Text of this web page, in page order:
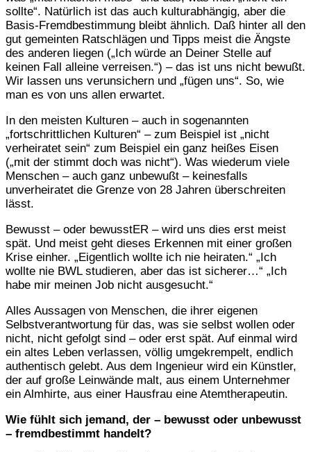
sollte“. Natürlich ist das auch kulturabhängig, aber die
Basis-Fremdbestimmung bleibt ähnlich. Daß hinter all den
gut gemeinten Ratschlägen und Tipps meist die Ängste
des anderen liegen („Ich würde an Deiner Stelle auf
keinen Fall alleine verreisen.“) – das ist uns nicht bewußt.
Wir lassen uns verunsichern und „fügen uns“. So, wie
man es von uns allen erwartet.
In den meisten Kulturen – auch in sogenannten
„fortschrittlichen Kulturen“ – zum Beispiel ist „nicht
verheiratet sein“ zum Beispiel ein ganz heißes Eisen
(„mit der stimmt doch was nicht“). Was wiederum viele
Menschen – auch ganz unbewußt – keinesfalls
unverheiratet die Grenze von 28 Jahren überschreiten
lässt.
Bewusst – oder bewusstER – wird uns dies erst meist
spät. Und meist geht dieses Erkennen mit einer großen
Krise einher. „Eigentlich wollte ich nie heiraten.“ „Ich
wollte nie BWL studieren, aber das ist sicherer…“ „Ich
habe mir meinen Job nicht ausgesucht.“
Alles Aussagen von Menschen, die ihrer eigenen
Selbstverantwortung für das, was sie selbst wollen oder
nicht, nicht gefolgt sind – oder erst spät. Auf einmal wird
ein altes Leben verlassen, völlig umgekrempelt, endlich
authentisch gelebt. Aus dem Ingenieur wird ein Künstler,
der auf große Leinwände malt, aus einem Unternehmer
ein Almhirte, aus einer Hausfrau eine Atemtherapeutin.
Wie fühlt sich jemand, der – bewusst oder unbewusst
– fremdbestimmt handelt?